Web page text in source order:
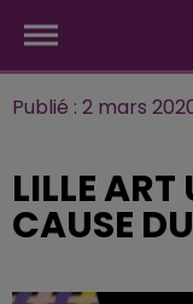
Publié : 2 mars
LILLE ART
CAUSE